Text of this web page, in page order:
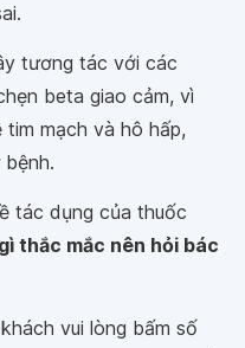
tương tác với các
beta giao cảm, vì
mạch và hô hấp,
tác dụng của thuốc
thắc mắc nên hỏi bác
vui lòng bấm số